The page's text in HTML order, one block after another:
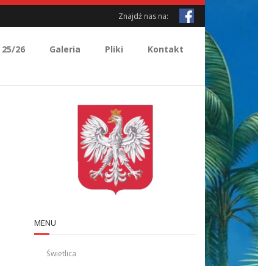
Znajdź nas na:
26 Galeria Pliki Kontakt
MENU
Świetlica